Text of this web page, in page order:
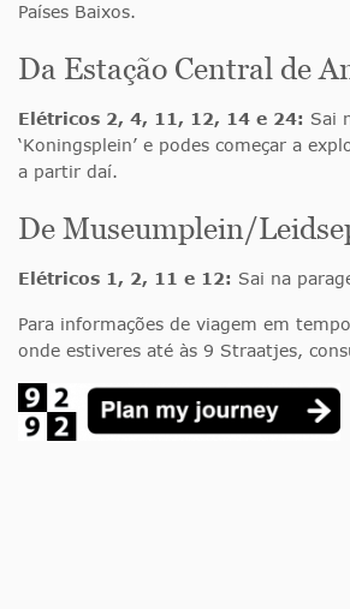
Países Baixos.
Da Estação Central de
Elétricos 2, 4, 11, 12, 14 e 24: Sai
‘Koningsplein’ e podes começar a
a partir daí.
De Museumplein/
Elétricos 1, 2, 11 e 12: Sai na
Para informações de viagem em
onde estiveres até às 9 Straatjes,